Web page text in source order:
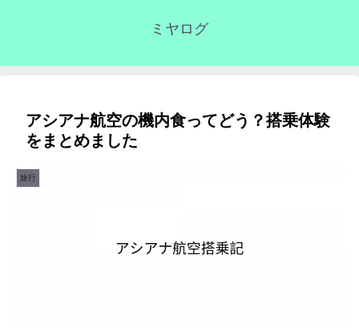
ミヤログ
アシアナ航空の機内食ってどう？搭乗体験
をまとめました
旅行